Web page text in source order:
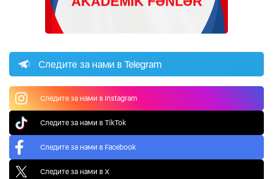
Следите за нами в Telegram
Следите за нами в Instagram
Следите за нами в TikTok
Следите за нами в Facebook
Следите за нами в X